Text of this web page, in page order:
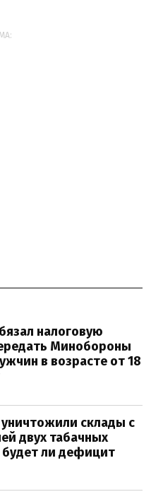
налоговую
Минобороны
в возрасте от 18
уничтожили склады с
двух табачных
будет ли дефицит